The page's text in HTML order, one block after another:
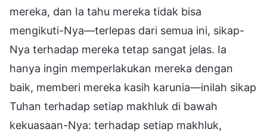
mereka, dan Ia tahu mereka tidak bisa
mengikuti-Nya—terlepas dari semua ini, sikap-
Nya terhadap mereka tetap sangat jelas. Ia
hanya ingin memperlakukan mereka dengan
baik, memberi mereka kasih karunia—inilah sikap
Tuhan terhadap setiap makhluk di bawah
kekuasaan-Nya: terhadap setiap makhluk,